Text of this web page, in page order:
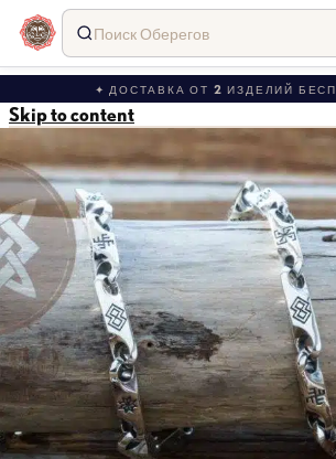
✦ ДОСТАВКА ОТ 2 ИЗДЕЛИЙ
Skip to content
Поиск Оберегов